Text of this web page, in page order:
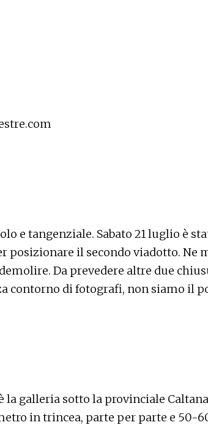
e tangenziale. Sabato 21 luglio è
posizionare il secondo viadotto. Ne
Da prevedere altre due
contorno di fotografi, non siamo il
la galleria sotto la provinciale
in trincea, parte per parte e 50-